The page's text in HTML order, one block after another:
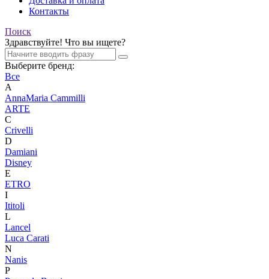
Контакты
Поиск
Здравствуйте! Что вы ищете?
Выберите бренд:
Все
A
AnnaMaria Cammilli
ARTE
C
Crivelli
D
Damiani
Disney
E
ETRO
I
Ititoli
L
Lancel
Luca Carati
N
Nanis
P